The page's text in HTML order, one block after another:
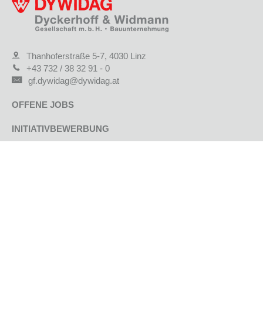
Thanhoferstraße 5-7, 4030 Linz
+43 732 / 38 32 91 - 0
gf.dywidag@dywidag.at
OFFENE JOBS
INITIATIVBEWERBUNG